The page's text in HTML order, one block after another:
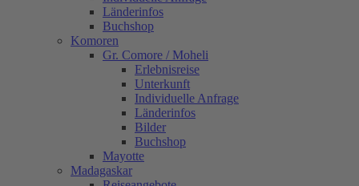
Länderinfos
Buchshop
Komoren
Gr. Comore / Moheli
Erlebnisreise
Unterkunft
Individuelle Anfrage
Länderinfos
Bilder
Buchshop
Mayotte
Madagaskar